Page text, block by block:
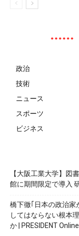
政治
技術
ニュース
スポーツ
ビジネス
【大阪工業大学】図
館に期間限定で導入
橋下徹｢日本の政治家
してはならない根本
か | PRESIDENT